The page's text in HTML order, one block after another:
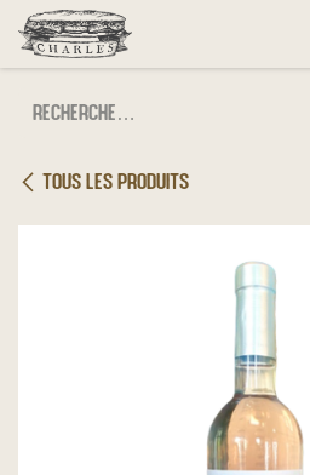
Se rendre au contenu
Tous les produits